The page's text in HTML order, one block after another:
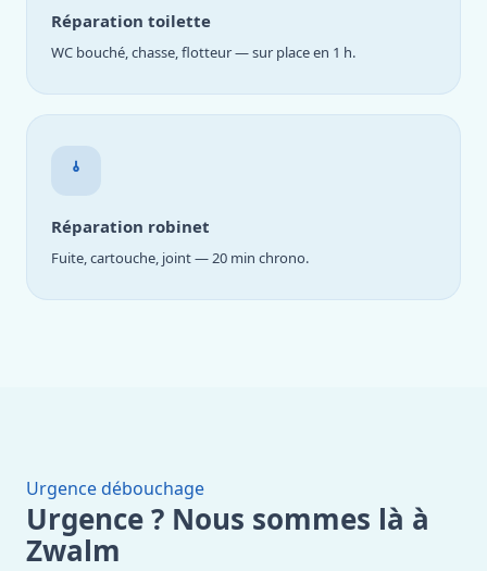
Réparation toilette
WC bouché, chasse, flotteur — sur place en 1 h.
Réparation robinet
Fuite, cartouche, joint — 20 min chrono.
Urgence débouchage
Urgence ? Nous sommes là à
Zwalm